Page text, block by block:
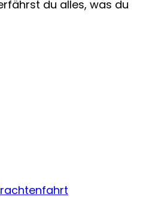
du alles, was du